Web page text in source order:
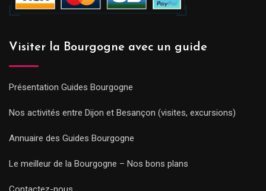
Visiter la Bourgogne avec un guide
Présentation Guides Bourgogne
Nos activités entre Dijon et Besançon (visites, excursions)
Annuaire des Guides Bourgogne
Le meilleur de la Bourgogne – Nos bons plans